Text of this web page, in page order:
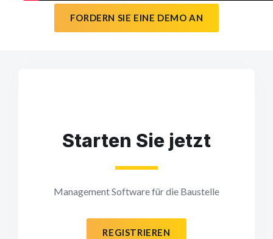
FORDERN SIE EINE DEMO AN
Starten Sie jetzt
Management Software für die Baustelle
REGISTRIEREN